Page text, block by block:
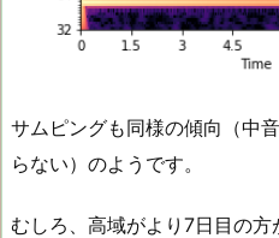
サムピングも同様の傾向（中
らない）のようです。
むしろ、高域がより7日目の方